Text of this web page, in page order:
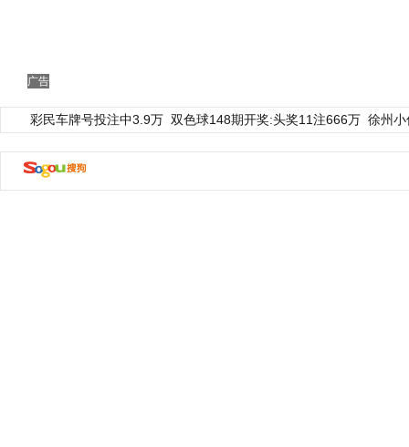
广告
彩民车牌号投注中3.9万 双色球148期开奖:头奖11注666万 徐州